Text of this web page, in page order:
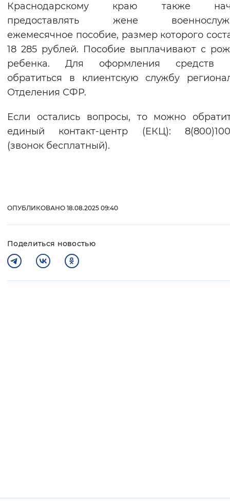
Краснодарскому краю также
предоставлять жене
ежемесячное пособие, размер которого
18 285 рублей. Пособие выплачивают с
ребенка. Для оформления средств
обратиться в клиентскую службу
Отделения СФР.
Если остались вопросы, то можно
единый контакт-центр (ЕКЦ):
(звонок бесплатный).
ОПУБЛИКОВАНО 18.08.2025 09:40
Поделиться новостью